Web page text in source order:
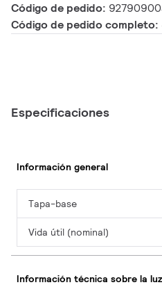
Código de pedido:
Código de pedido completo:
Especificaciones
Información general
Tapa-base
Vida útil (nominal)
Información técnica sobre la luz